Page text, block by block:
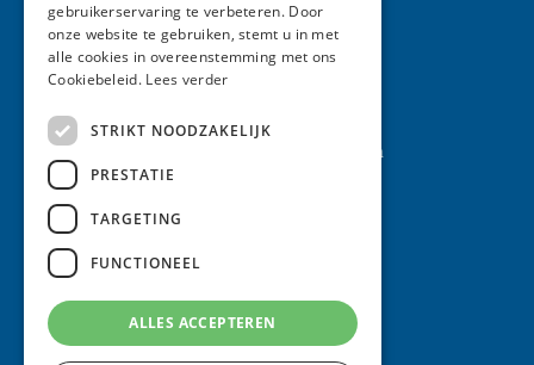
E:info@meulenkampadvocaten.nl
Meulenkamp Advocaten
Allgemeine Geschäftsbedingungen
Beschwerderegelung
Hinweis zur Haftung
Contact
Datenschutzerklärung
Sitemap
gebruikerservaring te verbeteren. Door
onze website te gebruiken, stemt u in met
alle cookies in overeenstemming met ons
Cookiebeleid. Lees verder
STRIKT NOODZAKELIJK
PRESTATIE
TARGETING
FUNCTIONEEL
ALLES ACCEPTEREN